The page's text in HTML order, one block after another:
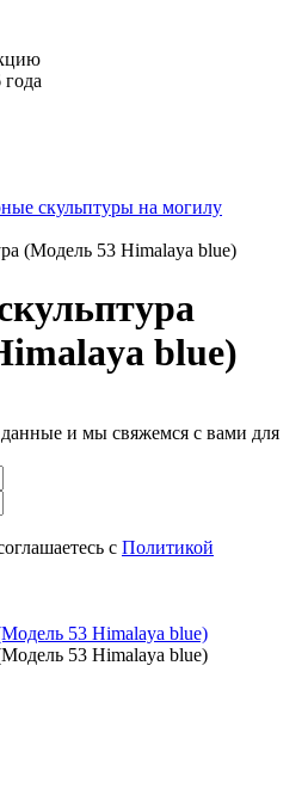
скульптуры на могилу
(Модель 53 Himalaya blue)
blue)
и мы свяжемся с вами для
с Политикой